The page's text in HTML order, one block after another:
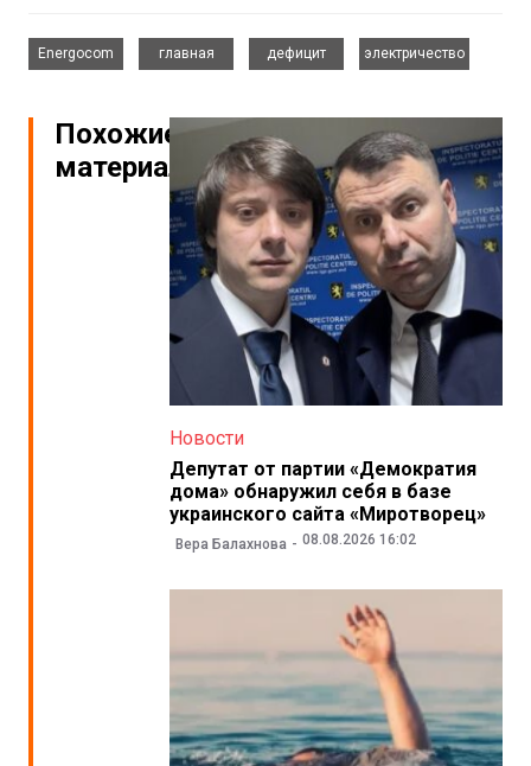
Energocom
главная
дефицит
электричество
Похожие
материалы
Новости
Депутат от партии «Демократия
дома» обнаружил себя в базе
украинского сайта «Миротворец»
Вера Балахнова 08.08.2026 16:02